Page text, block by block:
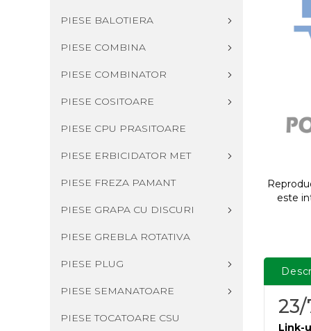
PIESE BALOTIERA
PIESE COMBINA
PIESE COMBINATOR
PIESE COSITOARE
PIESE CPU PRASITOARE
PIESE ERBICIDATOR MET
PIESE FREZA PAMANT
PIESE GRAPA CU DISCURI
PIESE GREBLA ROTATIVA
PIESE PLUG
PIESE SEMANATOARE
PIESE TOCATOARE CSU
este
23/
Link-